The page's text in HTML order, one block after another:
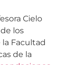
Cielo
los
Facultad
de la